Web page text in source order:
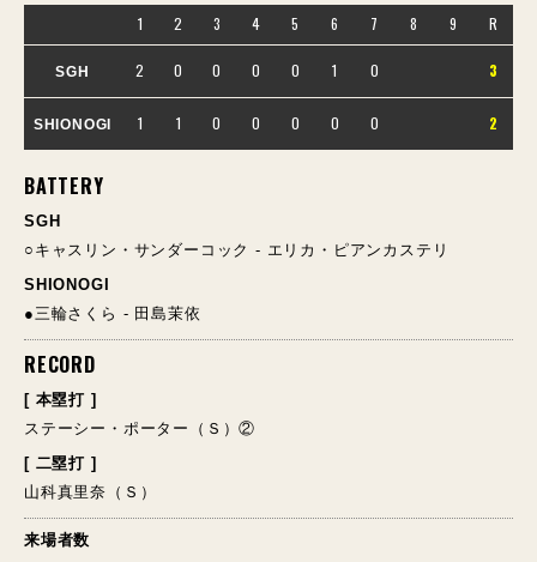
1 2 3 4 5 6 7 8 9 R
SGH 2 0 0 0 0 1 0 3
SHIONOGI 1 1 0 0 0 0 0 2
BATTERY
SGH
○キャスリン・サンダーコック - エリカ・ピアンカステリ
SHIONOGI
●三輪さくら - 田島茉依
RECORD
[ 本塁打 ]
ステーシー・ポーター（Ｓ）②
[ 二塁打 ]
山科真里奈（Ｓ）
来場者数